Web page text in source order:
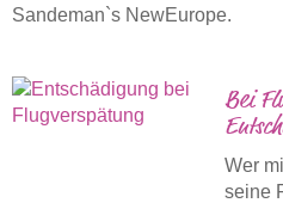
Sandeman`s NewEurope.
Bei
Wer
seine